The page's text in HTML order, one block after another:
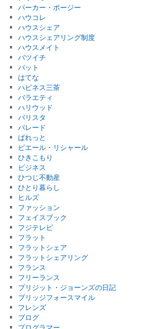
パーカー・ポージー
ハウコレ
ハウスシェア
ハウスシェアリング制度
ハウスメイト
バツイチ
バット
はてな
ハピネス三茶
バラエティ
ハリウッド
バリスタ
パレード
ぱれっと
ピエール・リシャール
ひきこもり
ビジネス
ひつじ不動産
ひとり暮らし
ヒルズ
ファッション
フェイスブック
フジテレビ
フラット
フラットシェア
フラットシェアリング
フランス
フリーランス
ブリジット・ジョーンズの日記
ブリッジフォースマイル
フレンズ
ブログ